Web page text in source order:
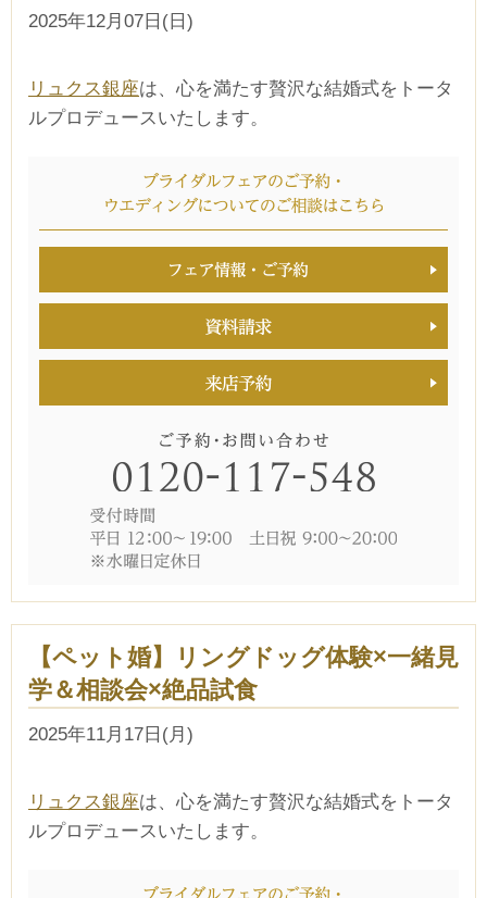
2025年12月07日(日)
リュクス銀座は、心を満たす贅沢な結婚式をトータ
ルプロデュースいたします。
【ペット婚】リングドッグ体験×一緒見
学＆相談会×絶品試食
2025年11月17日(月)
リュクス銀座は、心を満たす贅沢な結婚式をトータ
ルプロデュースいたします。